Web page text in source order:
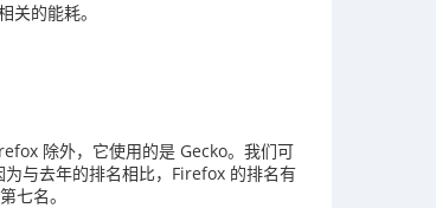
的能耗。
除外，它使用的是 Gecko。我们可
与去年的排名相比，Firefox 的排名有
七名。